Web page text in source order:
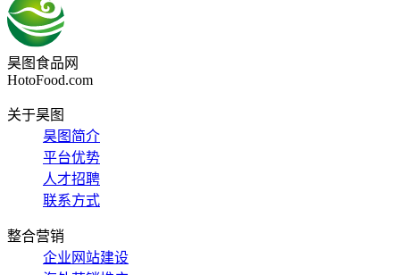
昊图食品网
HotoFood.com
关于昊图
昊图简介
平台优势
人才招聘
联系方式
整合营销
企业网站建设